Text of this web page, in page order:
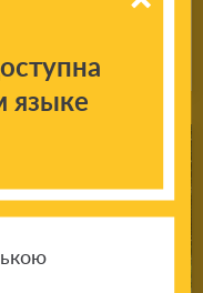
языке